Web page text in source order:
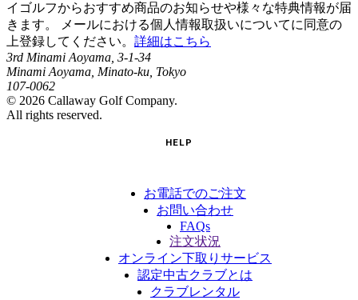
イゴルフからおすすめ商品のお知らせや様々な特典情報が届
きます。 メールにおける個人情報取扱いについてに同意の
上登録してください。 詳細はこちら
3rd Minami Aoyama, 3-1-34
Minami Aoyama, Minato-ku, Tokyo
107-0062
© 2026 Callaway Golf Company.
All rights reserved.
HELP
お電話でのご注文
お問い合わせ
FAQs
注文状況
オンライン下取りサービス
認定中古クラブとは
クラブレンタル